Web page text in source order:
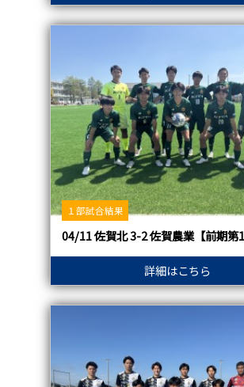
１部試合結果
04/11 佐賀北 3-2 佐賀農業【前期第1
詳細はこちら